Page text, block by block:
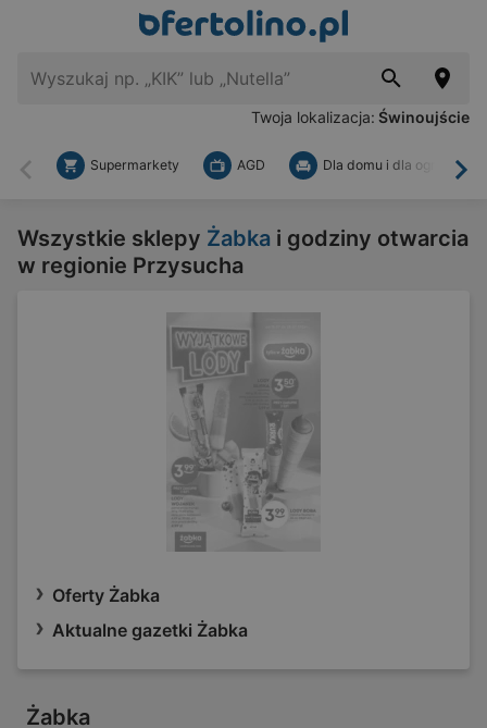
Twoja lokalizacja: Świnoujście
Wstecz
Supermarkety AGD Dla domu i dla ogrodu
Wszystkie sklepy Żabka i godziny otwarcia
w regionie Przysucha
Oferty Żabka
Aktualne gazetki Żabka
Żabka